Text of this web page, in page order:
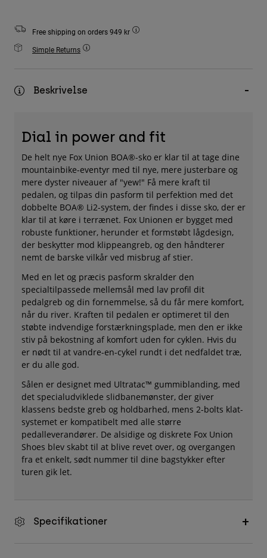
All Accessories
Bags & Backpacks
Se alle
Free shipping on orders 949 kr
Simple Returns
Beskrivelse
Dial in power and fit
De helt nye Fox Union BOA®-sko er klar til at tage dine
mountainbike-eventyr med til nye, mere justerbare og
mere dyster niveauer af "yew!" Få mere kraft til
pedalen, og tilpas din pasform til perfektion med det
dobbelte BOA® Li2-system, der findes i disse sko, der er
klar til at køre i terrænet. Fox Unionen er bygget med
robuste funktioner, herunder et formstøbt lågdesign,
der beskytter mod klippeangreb, og den håndterer
nemt de barske vilkår ved misbrug af stier.
Med en let og præcis pasform skralder den
specialtilpassede mellemsål med lav profil dit
pedalgreb og din fornemmelse, så du får mere komfort,
når du river. Kraften til pedalen er optimeret til den
støbte indvendige forstærkningsplade, men den er ikke
stiv på bekostning af komfort uden for cyklen. Hvis du
er nødt til at vandre-en-cykel rundt i det nedfaldet træ,
er du alle god.
Sålen er designet med Ultratac™ gummiblanding, med
det specialudviklede slidbanemønster, der giver
klassens bedste greb og holdbarhed, mens 2-bolts klat-
systemet er kompatibelt med alle større
pedalleverandører. De alsidige og diskrete Fox Union
Shoes blev skabt til at blive revet over, og overgangen
fra et enkelt, sødt nummer til dine bagstykker efter
turen gik let.
Specifikationer